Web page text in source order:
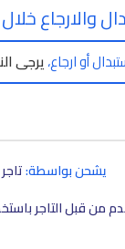
خلال 14
أو ارجاع،يرجى
يشحن بواسطة:
من قبل التاجر